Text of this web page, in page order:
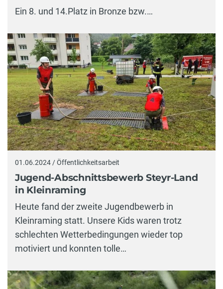
Ein 8. und 14.Platz in Bronze bzw.…
01.06.2024 / Öffentlichkeitsarbeit
Jugend-Abschnittsbewerb Steyr-Land
in Kleinraming
Heute fand der zweite Jugendbewerb in
Kleinraming statt. Unsere Kids waren trotz
schlechten Wetterbedingungen wieder top
motiviert und konnten tolle…